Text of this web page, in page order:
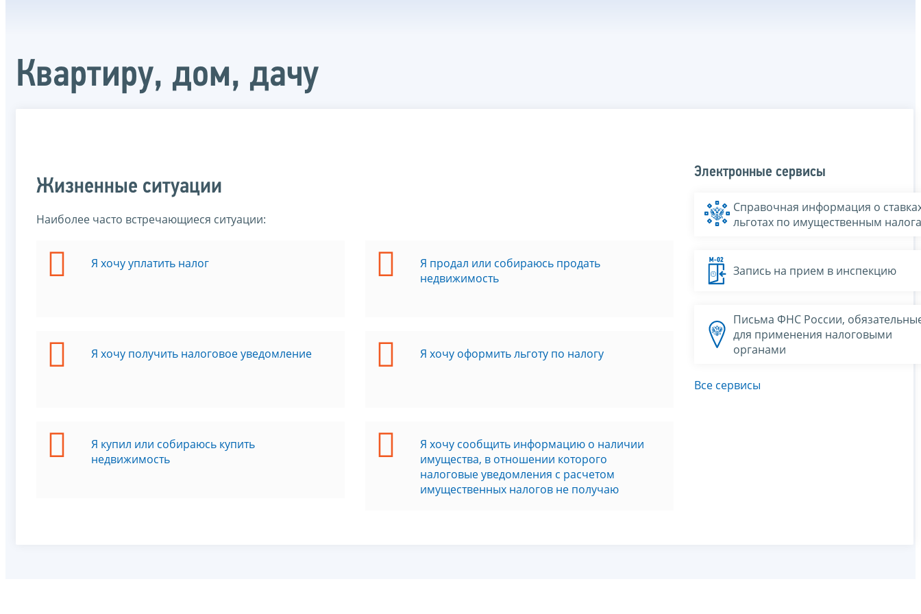
Квартиру, дом, дачу
Жизненные ситуации
Наиболее часто встречающиеся ситуации:
Я хочу уплатить налог
Я хочу получить налоговое уведомление
Я купил или собираюсь купить
недвижимость
Я продал или собираюсь продать
недвижимость
Я хочу оформить льготу по налогу
Я хочу сообщить информацию о наличии
имущества, в отношении которого
налоговые уведомления с расчетом
имущественных налогов не получаю
Электронные сервисы
Справочная информация о
льготах по имущественным
Запись на прием в инспекцию
Письма ФНС России,
для применения налоговыми
органами
Все сервисы